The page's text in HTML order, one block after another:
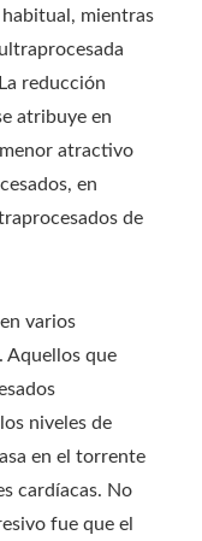
habitual, mientras
reducción
atribuye en
atractivo
en
de
varios
Aquellos que
niveles de
en el torrente
cardíacas. No
fue que el